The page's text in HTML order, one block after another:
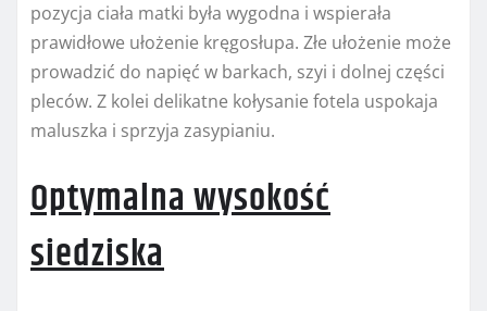
pozycja ciała matki była wygodna i wspierała
prawidłowe ułożenie kręgosłupa. Złe ułożenie może
prowadzić do napięć w barkach, szyi i dolnej części
pleców. Z kolei delikatne kołysanie fotela uspokaja
maluszka i sprzyja zasypianiu.
Optymalna wysokość
siedziska